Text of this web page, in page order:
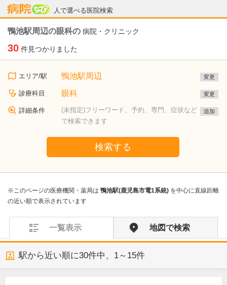
人で選べる医院検索
病院なび
鴨池駅周辺の眼科の 病院・クリニック
30 件見つかりました
エリア/駅 鴨池駅周辺 変更
診療科目 眼科 変更
詳細条件
(未指定)フリーワード、予約、専門、症状など
で検索できます
追加
検索する
※このページの医療機関・薬局は 鴨池駅(鹿児島市電1系統) を中心に直線距離
の近い順で表示されています
一覧表示 地図で検索
駅から近い順に30件中、 1～15件